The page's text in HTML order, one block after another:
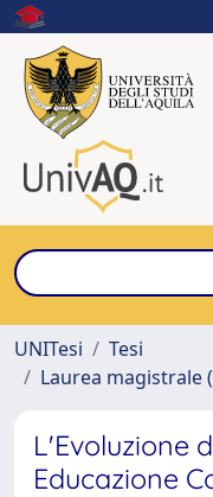
UNITesi
Tesi
Laurea magistrale
L'Evoluzione
Educazione